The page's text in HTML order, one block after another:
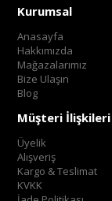
Kurumsal
Anasayfa
Hakkımızda
Mağazalarımız
Bize Ulaşın
Blog
Müşteri İlişkileri
Üyelik
Alışveriş
Kargo & Teslimat
KVKK